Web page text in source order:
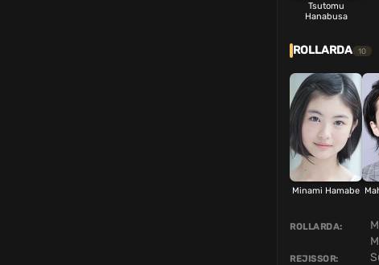
Tsutomu
Hanabusa
ROLLARDA 10
Minami Hamabe
ROLLARDA:
REJISSOR: